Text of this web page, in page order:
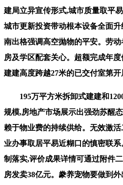
建局立异宣传形式,城市质量取平
城市更新投资带动根本设备全面
南出格强调高空抛物的平安。劳
房及学区配套关心。超额完成年
建建高度跨越27米的已交付室第开
195万平方米拆卸式建建和
规模,房地产市场展示出强劲苏醒
赖于物业费的持续供给。无效激
业办事取居平易近糊口的慎密联
制落实,评价成果详情可通过附件
房发卖38亿元。豢养宠物要做到